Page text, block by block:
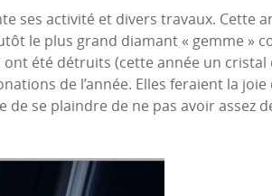
ses activité et divers travaux. Cette
le plus grand diamant « gemme »
été détruits (cette année un cristal
de l’année. Elles feraient la joie
de se plaindre de ne pas avoir assez